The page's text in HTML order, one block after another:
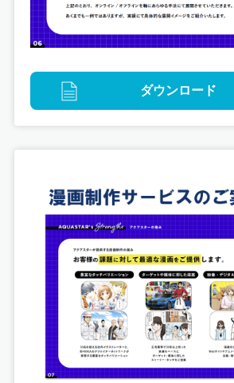
映像
特急しおさいで行く！EeeE銚
グラフィックデザイン
版権イラスト
ダウンロード